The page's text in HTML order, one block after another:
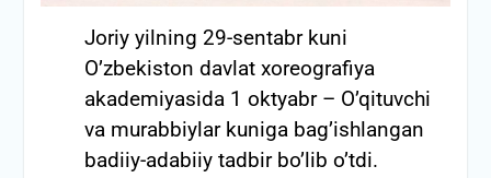
Joriy yilning 29-sentabr kuni
O’zbekiston davlat xoreografiya
akademiyasida 1 oktyabr – O’qituvchi
va murabbiylar kuniga bag’ishlangan
badiiy-adabiiy tadbir bo’lib o’tdi.